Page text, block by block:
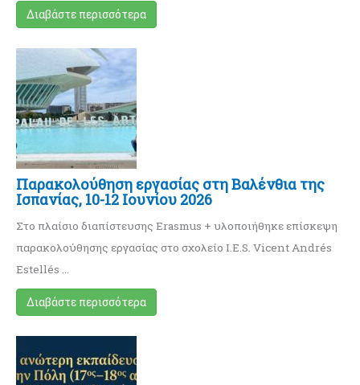
Διαβάστε περισσότερα
Παρακολούθηση εργασίας στη Βαλένθια της
Ισπανίας, 10-12 Ιουνίου 2026
Στο πλαίσιο διαπίστευσης Erasmus + υλοποιήθηκε επίσκεψη
παρακολούθησης εργασίας στο σχολείο I.E.S. Vicent Andrés
Estellés …
Διαβάστε περισσότερα